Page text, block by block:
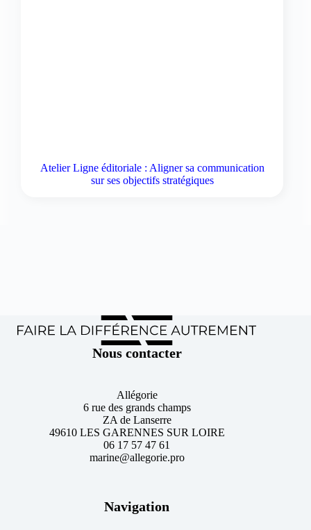
Atelier Ligne éditoriale : Aligner sa communication
sur ses objectifs stratégiques
Nous contacter
Allégorie
6 rue des grands champs
ZA de Lanserre
49610 LES GARENNES SUR LOIRE
06 17 57 47 61
marine@allegorie.pro
Navigation